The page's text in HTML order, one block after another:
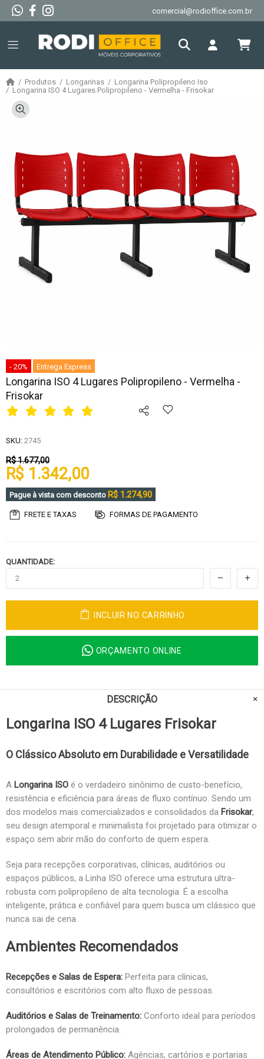
comercial@rodioffice.com.br
Produtos Longarinas
Longarina Polipropileno Iso
Longarina ISO 4 Lugares Polipropileno - Vermelha - Frisokar
- 20% Entrega Express
Longarina ISO 4 Lugares Polipropileno - Vermelha -
Frisokar
SKU: 2745
R$ 1.677,00
R$ 1.342,00
Pague à vista com desconto R$ 1.274,90
FRETE E TAXAS FORMAS DE PAGAMENTO
QUANTIDADE:
INCLUIR NO CARRINHO
ORÇAMENTO ONLINE
DESCRIÇÃO
Longarina ISO 4 Lugares Frisokar
O Clássico Absoluto em Durabilidade e Versatilidade
A Longarina ISO é o verdadeiro sinônimo de custo-benefício,
resistência e eficiência para áreas de fluxo contínuo. Sendo um
dos modelos mais comercializados e consolidados da Frisokar,
seu design atemporal e minimalista foi projetado para otimizar o
espaço sem abrir mão do conforto de quem espera.
Seja para recepções corporativas, clínicas, auditórios ou
espaços públicos, a Linha ISO oferece uma estrutura ultra-
robusta com polipropileno de alta tecnologia. É a escolha
inteligente, prática e confiável para quem busca um clássico que
nunca sai de cena.
Ambientes Recomendados
Recepções e Salas de Espera: Perfeita para clínicas,
consultórios e escritórios com alto fluxo de pessoas.
Auditórios e Salas de Treinamento: Conforto ideal para períodos
prolongados de permanência.
Áreas de Atendimento Público: Agências, cartórios e portarias